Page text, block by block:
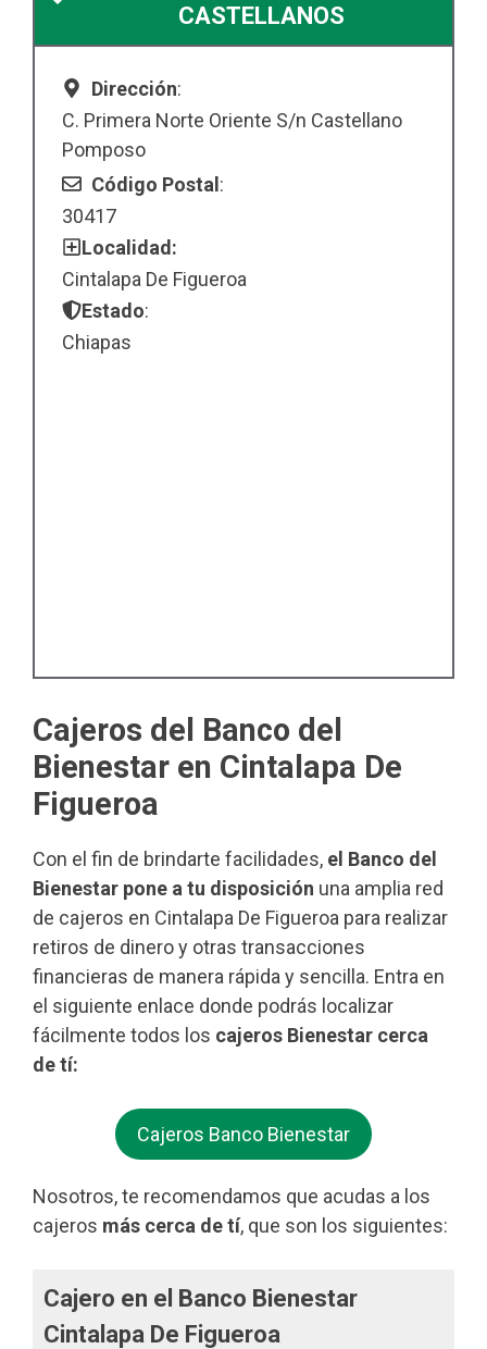
CASTELLANOS
Dirección:
C. Primera Norte Oriente S/n Castellano
Pomposo
Código Postal:
30417
Localidad:
Cintalapa De Figueroa
Estado:
Chiapas
Cajeros del Banco del
Bienestar en Cintalapa De
Figueroa
Con el fin de brindarte facilidades, el Banco del
Bienestar pone a tu disposición una amplia red
de cajeros en Cintalapa De Figueroa para realizar
retiros de dinero y otras transacciones
financieras de manera rápida y sencilla. Entra en
el siguiente enlace donde podrás localizar
fácilmente todos los cajeros Bienestar cerca
de tí:
Cajeros Banco Bienestar
Nosotros, te recomendamos que acudas a los
cajeros más cerca de tí, que son los siguientes:
Cajero en el Banco Bienestar
Cintalapa De Figueroa